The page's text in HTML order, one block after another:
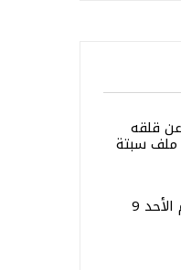
قلقه
ملف سبتة
توقعـات الأبراج اليوم الأحد 9